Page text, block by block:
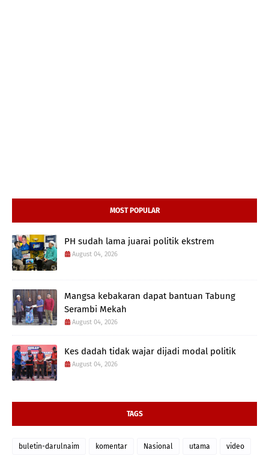
MOST POPULAR
PH sudah lama juarai politik ekstrem
August 04, 2026
Mangsa kebakaran dapat bantuan Tabung
Serambi Mekah
August 04, 2026
Kes dadah tidak wajar dijadi modal politik
August 04, 2026
TAGS
buletin-darulnaim komentar Nasional utama video